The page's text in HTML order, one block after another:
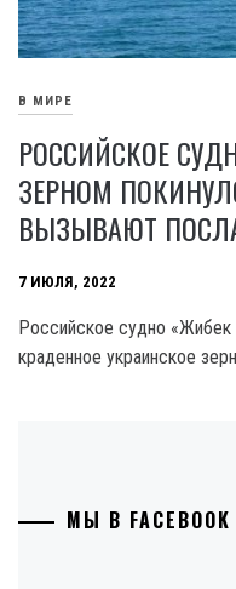
В МИРЕ
РОССИЙСКОЕ
ЗЕРНОМ
ВЫЗЫВАЮТ
7 ИЮЛЯ, 2022
Российское судно
краденное украинское
МЫ В FACEBOOK